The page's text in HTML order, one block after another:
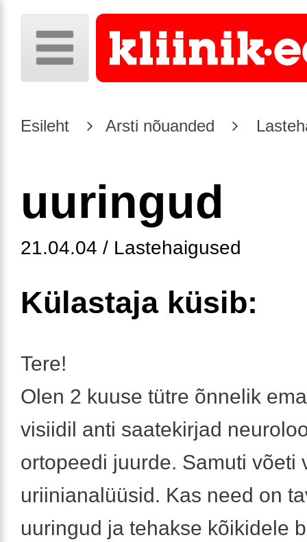
Esileht Arsti nõuanded
uuringud
21.04.04 / Lastehaigused
Külastaja küsib:
Tere!
Olen 2 kuuse tütre õnnelik
visiidil anti saatekirjad
ortopeedi juurde. Samuti võeti
uriinianalüüsid. Kas need on
uuringud ja tehakse kõikidele